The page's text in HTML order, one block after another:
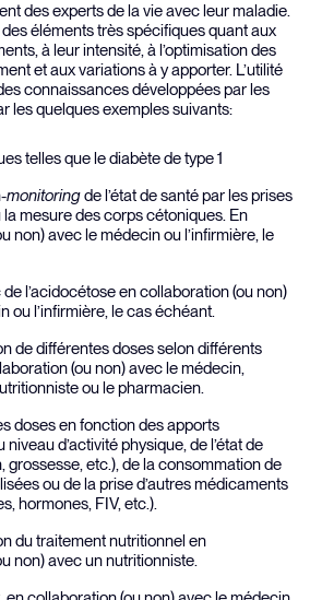
des experts de la vie avec leur maladie.
des éléments très spécifiques quant aux
à leur intensité, à l’optimisation des
et aux variations à y apporter. L’utilité
connaissances développées par les
les quelques exemples suivants:
telles que le diabète de type 1
monitoringde l’état de santé par les prises
mesure des corps cétoniques. En
non) avec le médecin ou l’infirmière, le
l’acidocétose en collaboration (ou non)
ou l’infirmière, le cas échéant.
de différentes doses selon différents
(ou non) avec le médecin,
ou le pharmacien.
doses en fonction des apports
d’activité physique, de l’état de
grossesse, etc.), de la consommation de
ou de la prise d’autres médicaments
hormones, FIV, etc.).
du traitement nutritionnel en
non) avec un nutritionniste.